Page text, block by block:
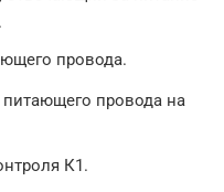
провода.
провода на
К1.